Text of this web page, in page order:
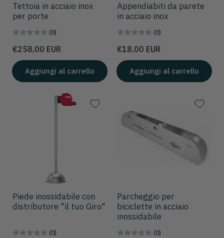
Tettoia in acciaio inox
per porte
(0)
Prezzo
€258,00 EUR
Aggiungi al carrello
Appendiabiti da parete
in acciaio inox
(0)
Prezzo
€18,00 EUR
Aggiungi al carrello
Piede inossidabile con
distributore "il tuo Giro"
(0)
Parcheggio per
biciclette in acciaio
inossidabile
(0)